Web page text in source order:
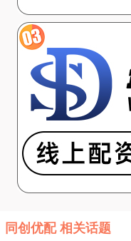
同创优配 相关话题